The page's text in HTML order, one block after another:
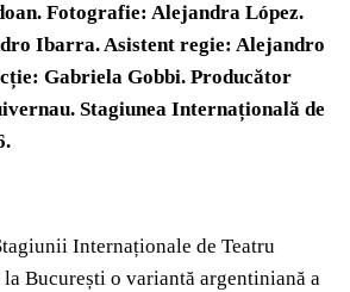
Fotografie: Alejandra López.
Ibarra.Asistent regie: Alejandro
Gabriela Gobbi. Producător
. Stagiunea Internațională de
Internaționale de Teatru
București o variantă argentiniană a